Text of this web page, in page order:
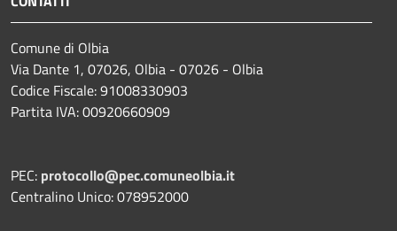
Comune di Olbia
Via Dante 1, 07026, Olbia - 07026 - Olbia
Codice Fiscale: 91008330903
Partita IVA: 00920660909
PEC: protocollo@pec.comuneolbia.it
Centralino Unico: 078952000